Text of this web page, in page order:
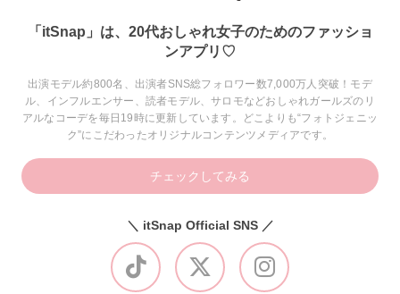
「itSnap」は、20代おしゃれ女子のためのファッショ
ンアプリ♡
出演モデル約800名、出演者SNS総フォロワー数7,000万人突破！モデ
ル、インフルエンサー、読者モデル、サロモなどおしゃれガールズのリ
アルなコーデを毎日19時に更新しています。どこよりも“フォトジェニッ
ク”にこだわったオリジナルコンテンツメディアです。
チェックしてみる
＼ itSnap Official SNS ／